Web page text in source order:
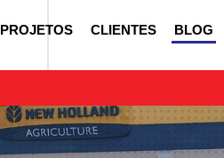
PROJETOS CLIENTES BLOG